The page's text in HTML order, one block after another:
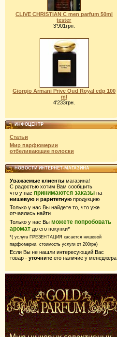
CLIVE CHRISTIAN C men parfum 50ml
tester
3'901грн.
Giorgio Armani Prive Oud Royal edp 100
ml
4'233грн.
ИНФОЦЕНТР
Статьи
Мир парфюмерии
отбеливающие полоски
НОВОСТИ ИНТЕРНЕТ-МАГАЗИНА
Уважаемые клиенты магазина!
С радостью хотим Вам сообщить
что у нас принимаются заказы на
нишевую и раритетную продукцию
Только у нас Вы найдете то, что уже
отчаялись найти
Только у нас Вы можете попробовать
аромат до его покупки*
*( услуга ПРЕЗЕНТАЦИЯ касается нишевой
парфюмерии, стоимость услуги от 200грн)
Если Вы не нашли интересующий Вас
товар - уточните его наличие у менеджера